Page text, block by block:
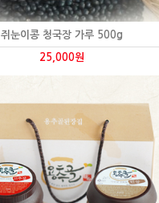
쥐눈이콩 청국장 가루 500g
25,000원